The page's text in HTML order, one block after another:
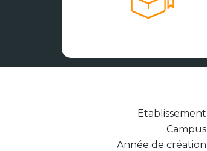
Etablissement
Campus
Année de création